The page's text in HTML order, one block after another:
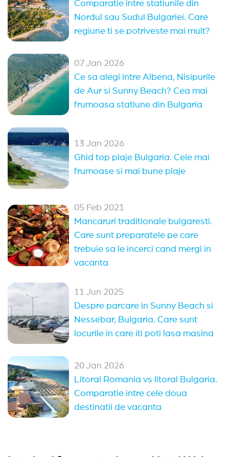
Ultra All Inclusive Bulgaria
All Inclusive Bulgaria Oferte 1 mai Kranevo
Alte statiuni in Bulgaria
Sozopol Duni Pomorie Obzor
Elenite Nessebar Arkutino Sveti Vlas
Sveti Vlas (13) Nessebar
Pomorie (4) Sunny Day Arkutino
Comparatie intre statiunile din
Nordul sau Sudul Bulgariei. Care
regiune ti se potriveste mai mult?
07 Jan 2026
Ce sa alegi intre Albena, Nisipurile
de Aur si Sunny Beach? Cea mai
frumoasa statiune din Bulgaria
13 Jan 2026
Ghid top plaje Bulgaria. Cele mai
frumoase si mai bune plaje
05 Feb 2021
Mancaruri traditionale bulgaresti.
Care sunt preparatele pe care
trebuie sa le incerci cand mergi in
vacanta
11 Jun 2025
Despre parcare in Sunny Beach si
Nessebar, Bulgaria. Care sunt
locurile in care iti poti lasa masina
20 Jan 2026
Litoral Romania vs litoral Bulgaria.
Comparatie intre cele doua
destinatii de vacanta